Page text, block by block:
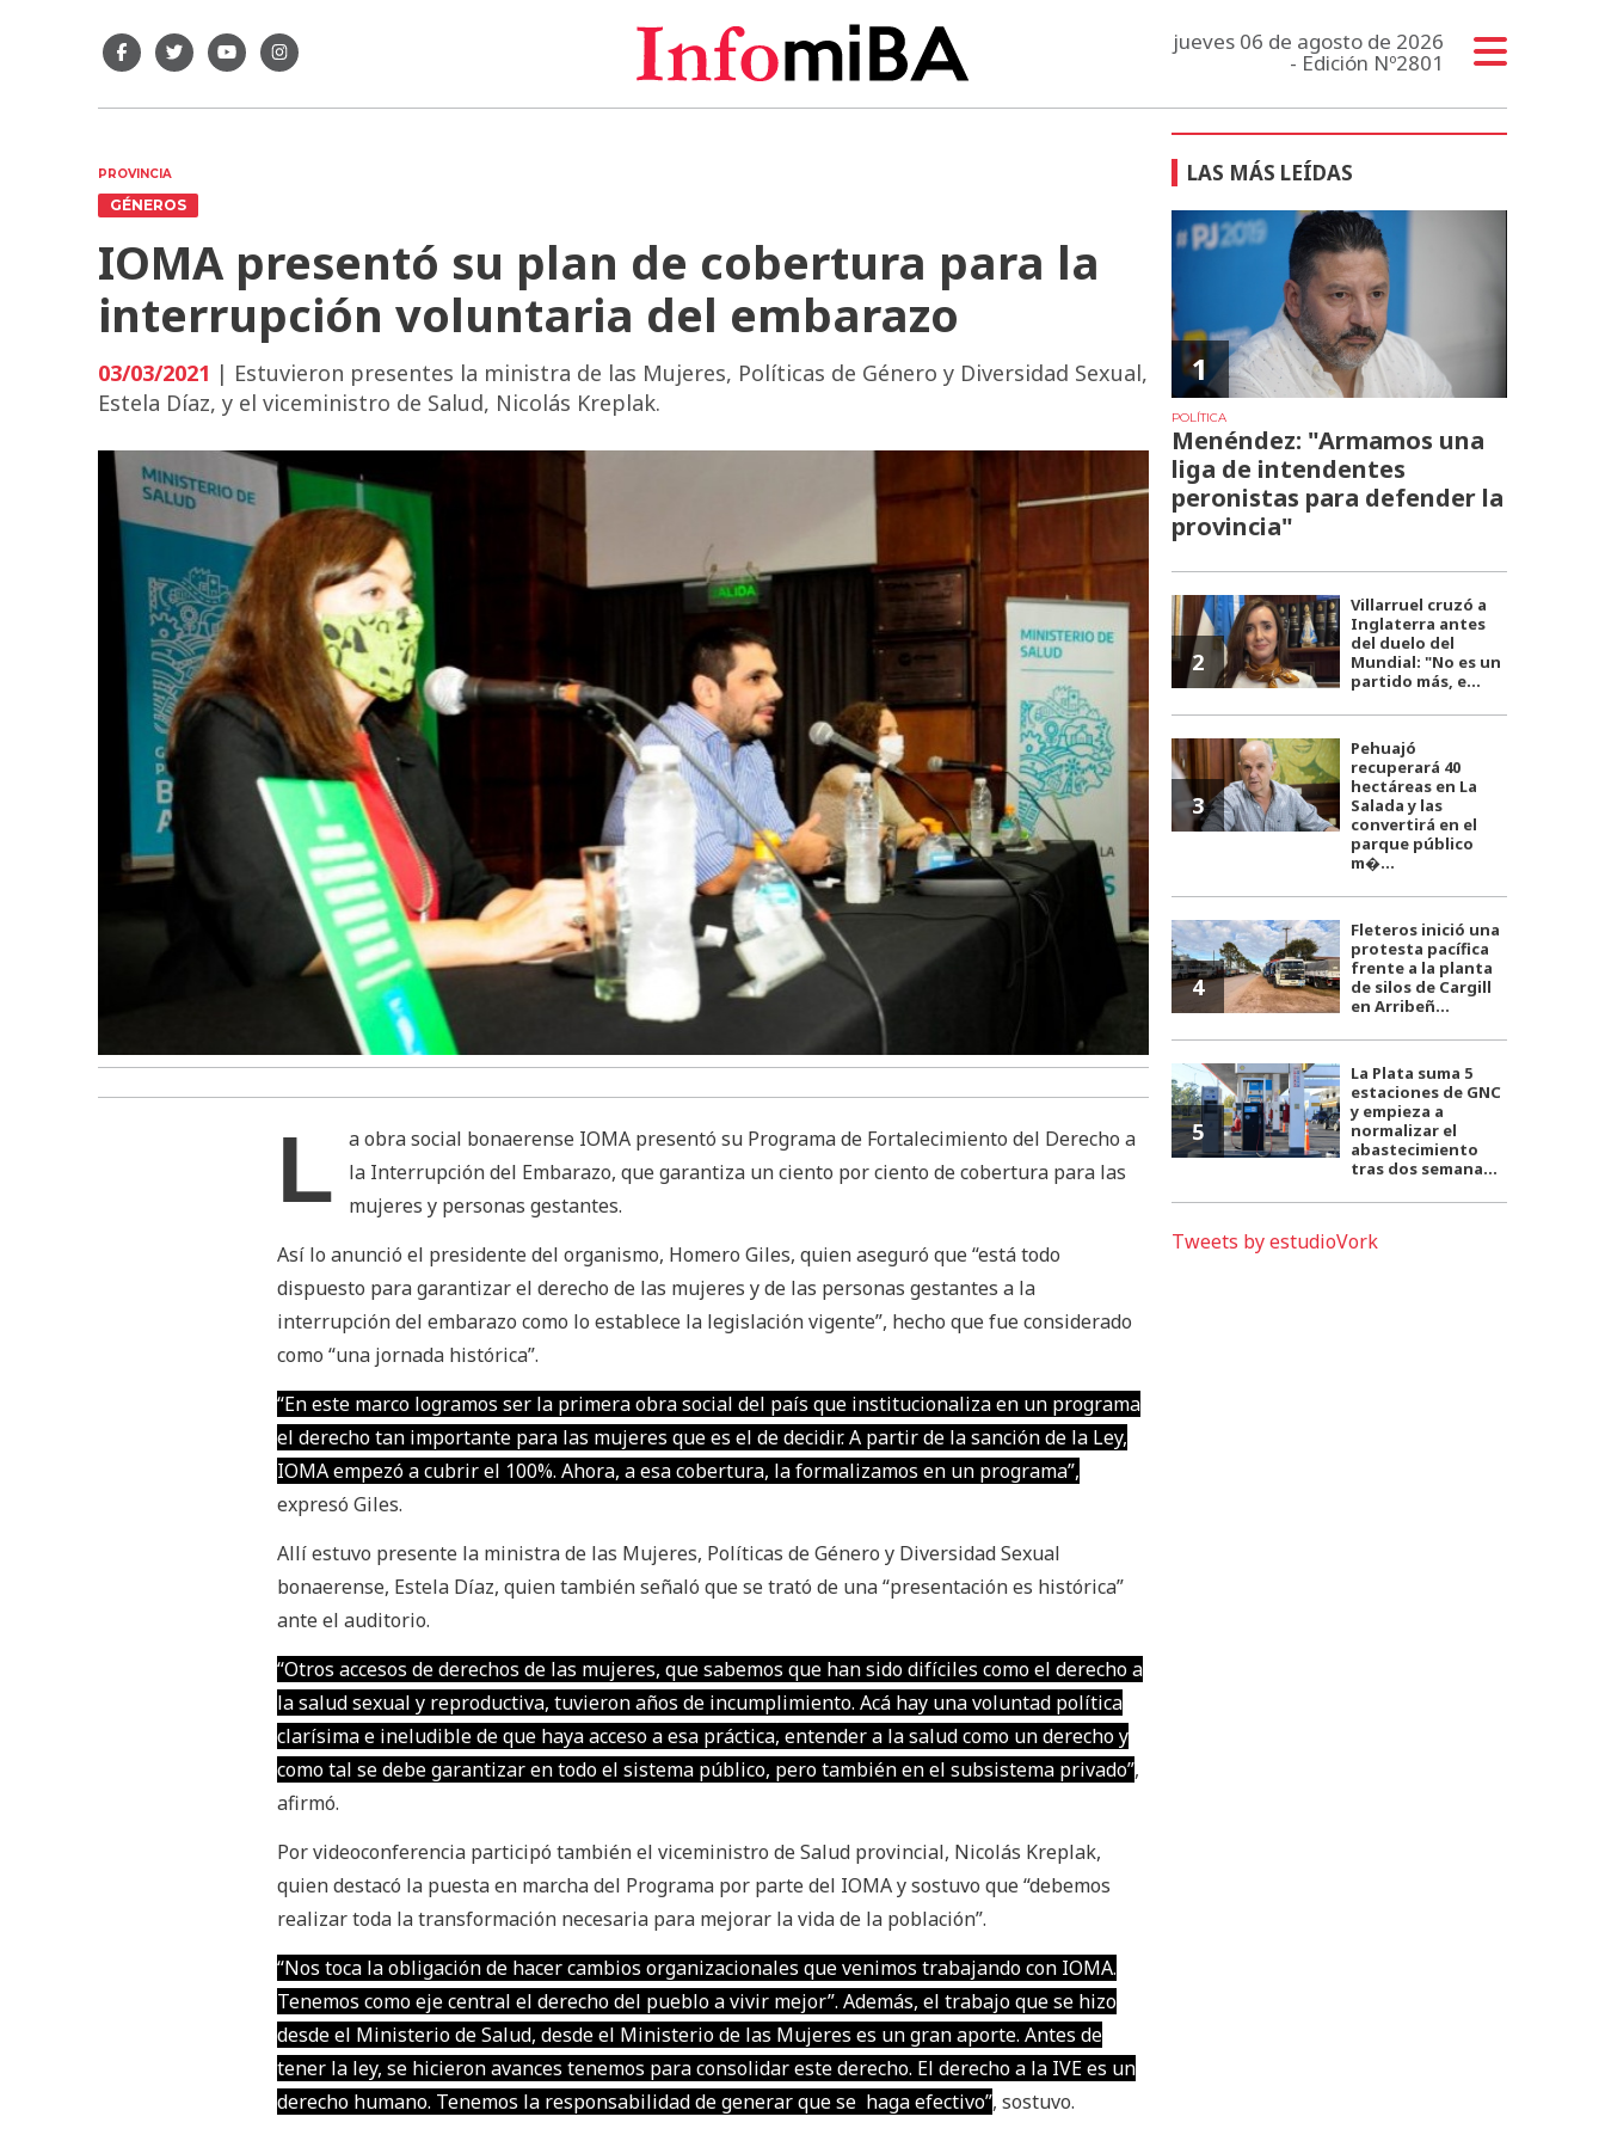
jueves 06 de agosto de 2026
- Edición Nº2801
PROVINCIA
GÉNEROS
IOMA presentó su plan de cobertura para la
interrupción voluntaria del embarazo
03/03/2021 | Estuvieron presentes la ministra de las Mujeres, Políticas de Género y Diversidad Sexual,
Estela Díaz, y el viceministro de Salud, Nicolás Kreplak.
L
a obra social bonaerense IOMA presentó su Programa de Fortalecimiento del Derecho a
la Interrupción del Embarazo, que garantiza un ciento por ciento de cobertura para las
mujeres y personas gestantes.
Así lo anunció el presidente del organismo, Homero Giles, quien aseguró que “está todo
dispuesto para garantizar el derecho de las mujeres y de las personas gestantes a la
interrupción del embarazo como lo establece la legislación vigente”, hecho que fue considerado
como “una jornada histórica”.
“En este marco logramos ser la primera obra social del país que institucionaliza en un programa
el derecho tan importante para las mujeres que es el de decidir. A partir de la sanción de la Ley,
IOMA empezó a cubrir el 100%. Ahora, a esa cobertura, la formalizamos en un programa”,
expresó Giles.
Allí estuvo presente la ministra de las Mujeres, Políticas de Género y Diversidad Sexual
bonaerense, Estela Díaz, quien también señaló que se trató de una “presentación es histórica”
ante el auditorio.
“Otros accesos de derechos de las mujeres, que sabemos que han sido difíciles como el derecho a
la salud sexual y reproductiva, tuvieron años de incumplimiento. Acá hay una voluntad política
clarísima e ineludible de que haya acceso a esa práctica, entender a la salud como un derecho y
como tal se debe garantizar en todo el sistema público, pero también en el subsistema privado”,
afirmó.
Por videoconferencia participó también el viceministro de Salud provincial, Nicolás Kreplak,
quien destacó la puesta en marcha del Programa por parte del IOMA y sostuvo que “debemos
realizar toda la transformación necesaria para mejorar la vida de la población”.
“Nos toca la obligación de hacer cambios organizacionales que venimos trabajando con IOMA.
Tenemos como eje central el derecho del pueblo a vivir mejor”. Además, el trabajo que se hizo
desde el Ministerio de Salud, desde el Ministerio de las Mujeres es un gran aporte. Antes de
tener la ley, se hicieron avances tenemos para consolidar este derecho. El derecho a la IVE es un
derecho humano. Tenemos la responsabilidad de generar que se haga efectivo”, sostuvo.
LAS MÁS LEÍDAS
1
POLÍTICA
Menéndez: "Armamos una
liga de intendentes
peronistas para defender la
provincia"
2
Villarruel cruzó a
Inglaterra antes
del duelo del
Mundial: "No es un
partido más, e...
3
Pehuajó
recuperará 40
hectáreas en La
Salada y las
convertirá en el
parque público
m�...
4
Fleteros inició una
protesta pacífica
frente a la planta
de silos de Cargill
en Arribeñ...
5
La Plata suma 5
estaciones de GNC
y empieza a
normalizar el
abastecimiento
tras dos semana...
Tweets by estudioVork